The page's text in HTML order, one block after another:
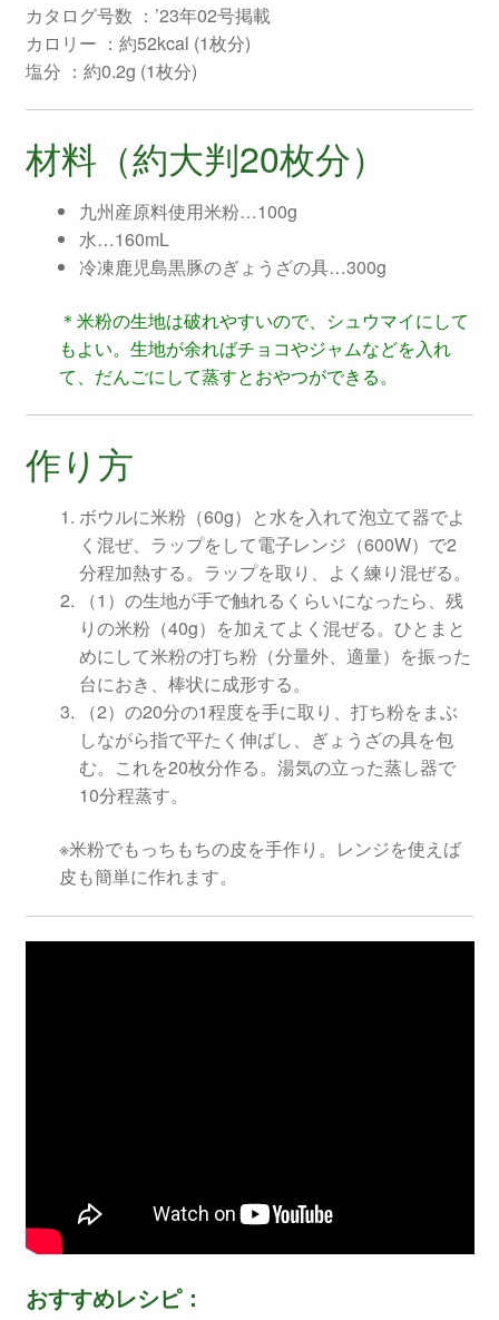
カタログ号数 ：’23年02号掲載
カロリー ：約52kcal (1枚分)
塩分 ：約0.2g (1枚分)
材料（約大判20枚分）
九州産原料使用米粉…100g
水…160mL
冷凍鹿児島黒豚のぎょうざの具…300g
＊米粉の生地は破れやすいので、シュウマイにして
もよい。生地が余ればチョコやジャムなどを入れ
て、だんごにして蒸すとおやつができる。
作り方
ボウルに米粉（60g）と水を入れて泡立て器でよ
く混ぜ、ラップをして電子レンジ（600W）で2
分程加熱する。ラップを取り、よく練り混ぜる。
（1）の生地が手で触れるくらいになったら、残
りの米粉（40g）を加えてよく混ぜる。ひとまと
めにして米粉の打ち粉（分量外、適量）を振った
台におき、棒状に成形する。
（2）の20分の1程度を手に取り、打ち粉をまぶ
しながら指で平たく伸ばし、ぎょうざの具を包
む。これを20枚分作る。湯気の立った蒸し器で
10分程蒸す。
※米粉でもっちもちの皮を手作り。レンジを使えば
皮も簡単に作れます。
おすすめレシピ：